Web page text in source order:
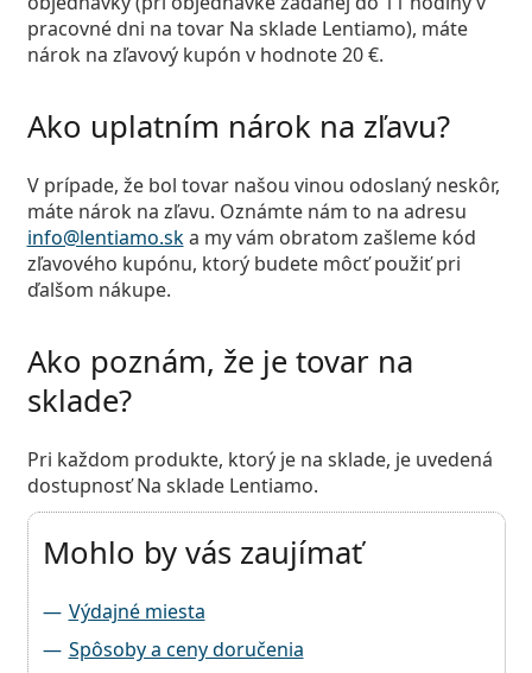
Persol
Prada
Všetky značky
pracovné dni na tovar Na sklade Lentiamo), máte
nárok na zľavový kupón v hodnote 20 €.
Ako uplatním nárok na zľavu?
V prípade, že bol tovar našou vinou odoslaný neskôr,
máte nárok na zľavu. Oznámte nám to na adresu
info@lentiamo.ska my vám obratom zašleme kód
zľavového kupónu, ktorý budete môcť použiť pri
ďalšom nákupe.
Ako poznám, že je tovar na
sklade?
Pri každom produkte, ktorý je na sklade, je uvedená
dostupnosťNa sklade Lentiamo.
Mohlo by vás zaujímať
Výdajné miesta
Spôsoby a ceny doručenia